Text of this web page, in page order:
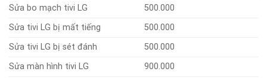
Sửa bo mạch tivi LG
500.000
Sửa tivi LG bị mất tiếng
500.000
Sửa tivi LG bị sét đánh
500.000
Sửa màn hình tivi LG
900.000